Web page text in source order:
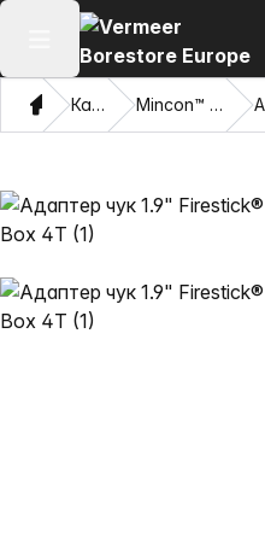
Отваряне на главното
ДомКаталог Mincon™ HDD чукове